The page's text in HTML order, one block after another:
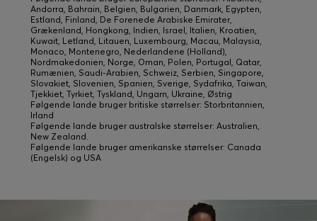
Andorra, Bahrain, Belgien, Bulgarien, Danmark, Egypten,
Estland, Finland, De Forenede Arabiske Emirater,
Grækenland, Hongkong, Indien, Israel, Italien, Kroatien,
Kuwait, Letland, Litauen, Luxembourg, Macau, Malaysia,
Monaco, Montenegro, Nederlandene (Holland),
Nordmakedonien, Norge, Oman, Polen, Portugal, Qatar,
Rumænien, Saudi-Arabien, Schweiz, Serbien, Singapore,
Slovakiet, Slovenien, Spanien, Sverige, Sydafrika, Taiwan,
Tjekkiet, Tyrkiet, Tyskland, Ungarn, Ukraine, Østrig
Følgende lande bruger britiske størrelser: Storbritannien,
Irland
Følgende lande bruger australske størrelser: Australien,
New Zealand.
Følgende lande bruger amerikanske størrelser: Canada
(Engelsk) og USA